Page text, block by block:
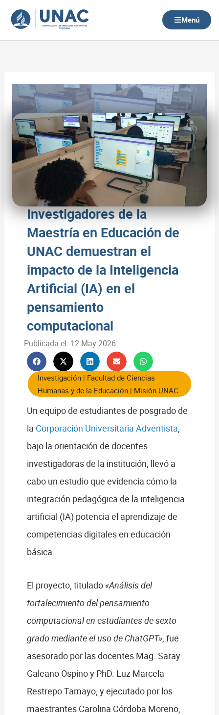
contenido
Menú
Investigadores de la
Maestría en Educación de
UNAC demuestran el
impacto de la Inteligencia
Artificial (IA) en el
pensamiento
computacional
Publicada el: 12 May 2026
Investigación| Facultad de Ciencias
Humanas y de la Educación| Misión UNAC
Un equipo de estudiantes de posgrado de
la Corporación Universitaria Adventista,
bajo la orientación de docentes
investigadoras de la institución, llevó a
cabo un estudio que evidencia cómo la
integración pedagógica de la inteligencia
artificial (IA) potencia el aprendizaje de
competencias digitales en educación
básica.
El proyecto, titulado «Análisis del
fortalecimiento del pensamiento
computacional en estudiantes de sexto
grado mediante el uso de ChatGPT», fue
asesorado por las docentes Mag. Saray
Galeano Ospino y PhD. Luz Marcela
Restrepo Tamayo, y ejecutado por los
maestrantes Carolina Córdoba Moreno,